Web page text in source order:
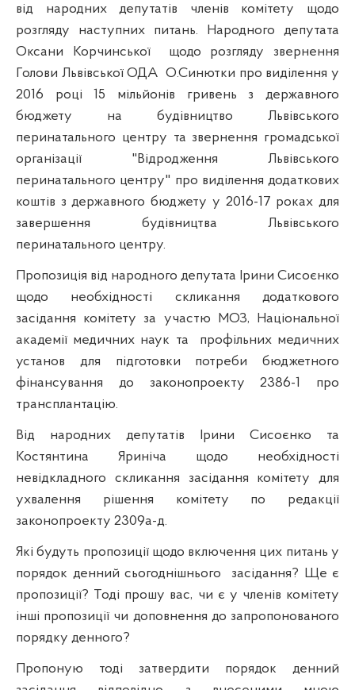
від народних депутатів членів комітету щодо
розгляду наступних питань. Народного депутата
Оксани
Корчинської
щодо розгляду звернення
Голови Львівської ОДА О.Синютки про виділення у
2016 році 15 мільйонів гривень з державного
бюджету на будівництво Львівського
перинатального центру та звернення громадської
організації "Відродження Львівського
перинатального центру" про виділення додаткових
коштів з державного бюджету у 2016-17 роках для
завершення будівництва Львівського
перинатального центру.
Пропозиція від народного депутата Ірини Сисоєнко
щодо необхідності скликання додаткового
засідання комітету за участю МОЗ, Національної
академії медичних наук та
профільних медичних
установ для підготовки потреби бюджетного
фінансування до законопроекту 2386-1 про
трансплантацію.
Від народних депутатів Ірини Сисоєнко та
Костянтина Яриніча щодо необхідності
невідкладного скликання засідання комітету для
ухвалення рішення комітету по редакції
законопроекту 2309а-д.
Які будуть пропозиції щодо включення цих питань у
порядок денний сьогоднішнього
засідання? Ще є
пропозиції? Тоді прошу вас, чи є у членів комітету
інші пропозиції чи доповнення до запропонованого
порядку денного?
Пропоную тоді затвердити порядок денний